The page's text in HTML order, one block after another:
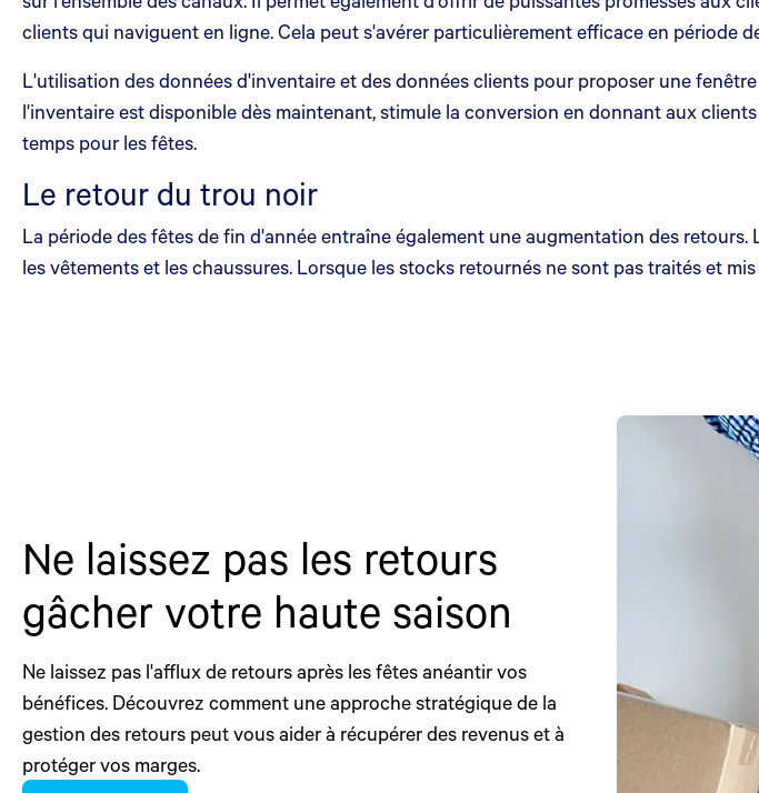
clients qui naviguent en ligne. Cela peut s'avérer particulièrement efficace en période
L'utilisation des données d'inventaire et des données clients pour proposer une
l'inventaire est disponible dès maintenant, stimule la conversion en donnant aux
temps pour les fêtes.
Le retour du trou noir
La période des fêtes de fin d'année entraîne également une augmentation des
les vêtements et les chaussures. Lorsque les stocks retournés ne sont pas traités et
Ne laissez pas les retours
gâcher votre haute saison
Ne laissez pas l'afflux de retours après les fêtes anéantir vos
bénéfices. Découvrez comment une approche stratégique de la
gestion des retours peut vous aider à récupérer des revenus et à
protéger vos marges.